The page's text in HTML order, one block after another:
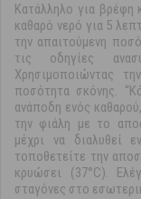
Κατάλληλο για βρέφη
καθαρό νερό για 5
την απαιτούμενη
τις οδηγίες
Χρησιμοποιώντας
ποσότητα σκόνης.
ανάποδη ενός
την φιάλη με το
μέχρι να διαλυθεί
τοποθετείτε την
κρυώσει (37°C).
σταγόνες στο